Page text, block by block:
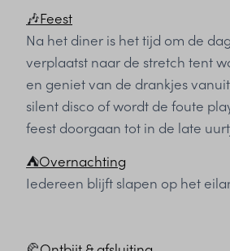
🎶Feest
Na het diner is het tijd om de
verplaatst naar de stretch tent
en geniet van de drankjes
silent disco of wordt de foute
feest doorgaan tot in de late
⛺Overnachting
Iedereen blijft slapen op het